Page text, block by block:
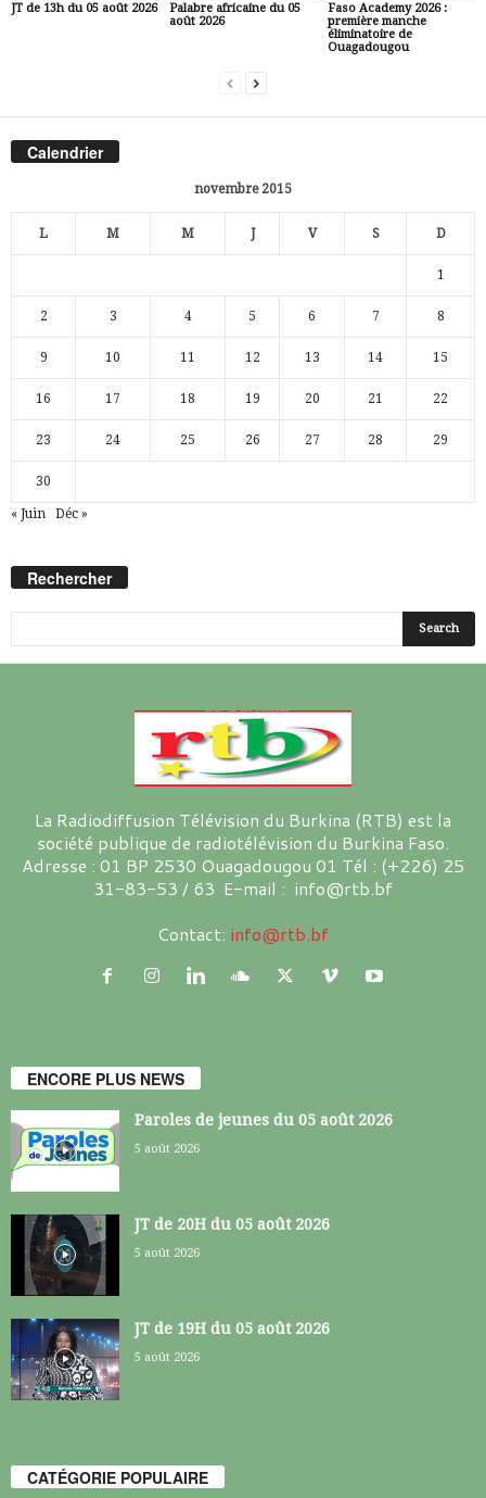
JT de 13h du 05 août 2026
Palabre africaine du 05
août 2026
Faso Academy 2026 :
première manche
éliminatoire de
Ouagadougou
Calendrier
novembre 2015
L M M J V S D
1
2 3 4 5 6 7 8
9 10 11 12 13 14 15
16 17 18 19 20 21 22
23 24 25 26 27 28 29
30
« Juin Déc »
Rechercher
La Radiodiffusion Télévision du Burkina (RTB) est la
société publique de radiotélévision du Burkina Faso.
Adresse : 01 BP 2530 Ouagadougou 01 Tél : (+226) 25
31-83-53 / 63 E-mail : info@rtb.bf
Contact: info@rtb.bf
ENCORE PLUS NEWS
Paroles de jeunes du 05 août 2026
5 août 2026
JT de 20H du 05 août 2026
5 août 2026
JT de 19H du 05 août 2026
5 août 2026
CATÉGORIE POPULAIRE